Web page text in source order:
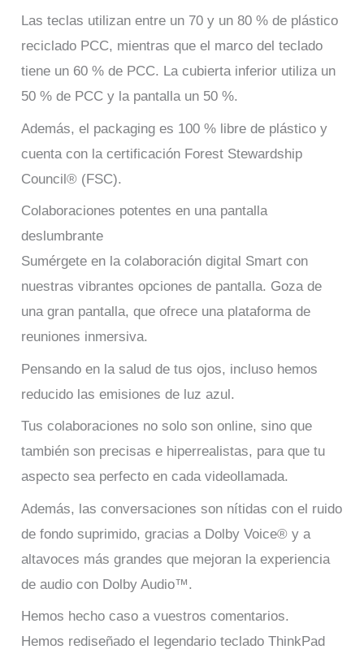
Las teclas utilizan entre un 70 y un 80 % de plástico
reciclado PCC, mientras que el marco del teclado
tiene un 60 % de PCC. La cubierta inferior utiliza un
50 % de PCC y la pantalla un 50 %.
Además, el packaging es 100 % libre de plástico y
cuenta con la certificación Forest Stewardship
Council® (FSC).
Colaboraciones potentes en una pantalla
deslumbrante
Sumérgete en la colaboración digital Smart con
nuestras vibrantes opciones de pantalla. Goza de
una gran pantalla, que ofrece una plataforma de
reuniones inmersiva.
Pensando en la salud de tus ojos, incluso hemos
reducido las emisiones de luz azul.
Tus colaboraciones no solo son online, sino que
también son precisas e hiperrealistas, para que tu
aspecto sea perfecto en cada videollamada.
Además, las conversaciones son nítidas con el ruido
de fondo suprimido, gracias a Dolby Voice® y a
altavoces más grandes que mejoran la experiencia
de audio con Dolby Audio™.
Hemos hecho caso a vuestros comentarios.
Hemos rediseñado el legendario teclado ThinkPad